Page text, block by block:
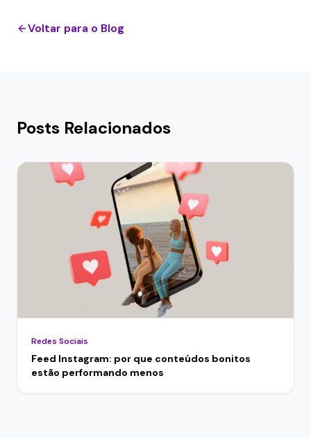
Voltar para o Blog
Posts Relacionados
Redes Sociais
Feed Instagram: por que conteúdos bonitos
estão performando menos